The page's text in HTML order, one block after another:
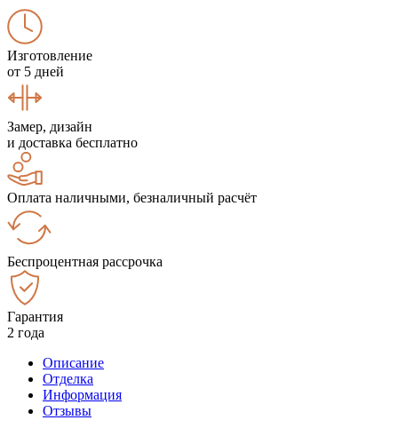
Изготовление
от 5 дней
Замер, дизайн
и доставка бесплатно
Оплата наличными, безналичный расчёт
Беспроцентная рассрочка
Гарантия
2 года
Описание
Отделка
Информация
Отзывы